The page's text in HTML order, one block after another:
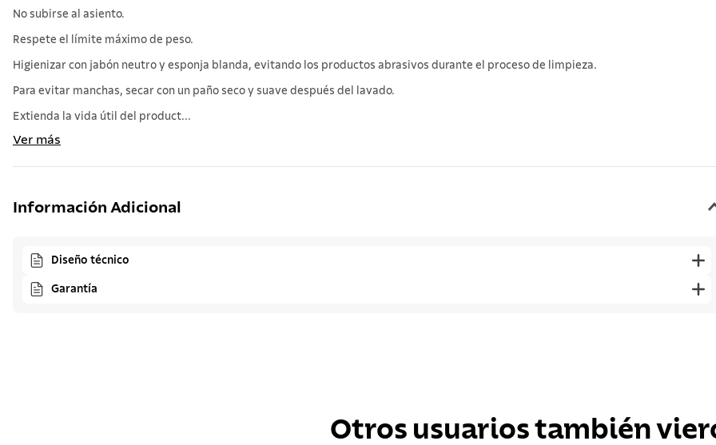
No subirse al asiento.
Respete el límite máximo de peso.
Higienizar con jabón neutro y esponja blanda, evitando los productos abrasivos durante el proceso de limpieza.
Para evitar manchas, secar con un paño seco y suave después del lavado.
Extienda la vida útil del product...
Ver más
Información Adicional
Diseño técnico
Garantía
Otros usuarios también